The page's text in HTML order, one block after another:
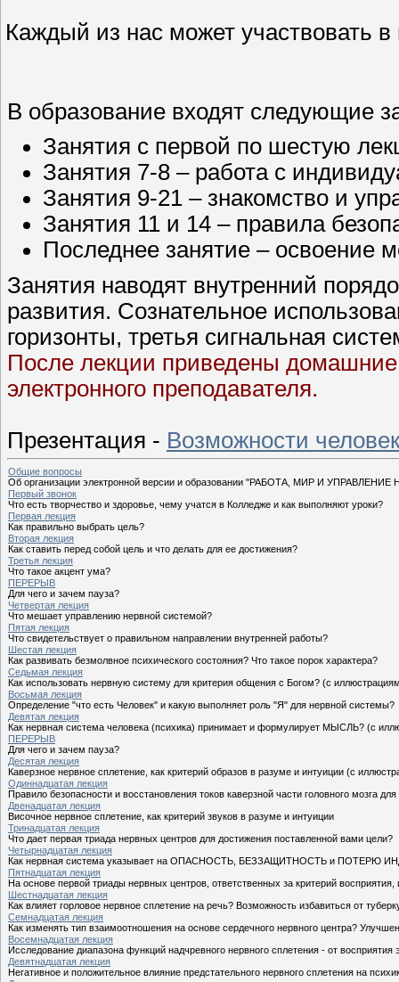
Каждый из нас может участвовать
В образование входят следующие
Занятия с первой по шестую
Занятия 7-8 – работа с
Занятия 9-21 – знакомство и
Занятия 11 и 14 – правила
Последнее занятие – освоение
Занятия наводят внутренний
развития. Сознательное
горизонты, третья сигнальная
После лекции приведены
электронного преподавателя.
Презентация - Возможности
Общие вопросы
Об организации электронной версии и образовании "РАБОТА, МИР И
Первый звонок
Что есть творчество и здоровье, чему учатся в Колледже и как выполняют уроки?
Первая лекция
Как правильно выбрать цель?
Вторая лекция
Как ставить перед собой цель и что делать для ее достижения?
Третья лекция
Что такое акцент ума?
ПЕРЕРЫВ
Для чего и зачем пауза?
Четвертая лекция
Что мешает управлению нервной системой?
Пятая лекция
Что свидетельствует о правильном направлении внутренней работы?
Шестая лекция
Как развивать безмолвное психического состояния? Что такое порок характера?
Седьмая лекция
Как использовать нервную систему для критерия общения с Богом? (с
Восьмая лекция
Определение "что есть Человек" и какую выполняет роль "Я" для нервной системы?
Девятая лекция
Как нервная система человека (психика) принимает и формулирует МЫСЛЬ? (с
ПЕРЕРЫВ
Для чего и зачем пауза?
Десятая лекция
Каверзное нервное сплетение, как критерий образов в разуме и интуиции (с
Одиннадцатая лекция
Правило безопасности и восстановления токов каверзной части головного мозга
Двенадцатая лекция
Височное нервное сплетение, как критерий звуков в разуме и интуиции
Тринадцатая лекция
Что дает первая триада нервных центров для достижения поставленной вами цели?
Четырнадцатая лекция
Как нервная система указывает на ОПАСНОСТЬ, БЕЗЗАЩИТНОСТЬ и ПОТЕРЮ
Пятнадцатая лекция
На основе первой триады нервных центров, ответственных за критерий
Шестнадцатая лекция
Как влияет горловое нервное сплетение на речь? Возможность избавиться от
Семнадцатая лекция
Как изменять тип взаимоотношения на основе сердечного нервного центра?
Восемнадцатая лекция
Исследование диапазона функций надчревного нервного сплетения - от
Девятнадцатая лекция
Негативное и положительное влияние предстательного нервного сплетения на